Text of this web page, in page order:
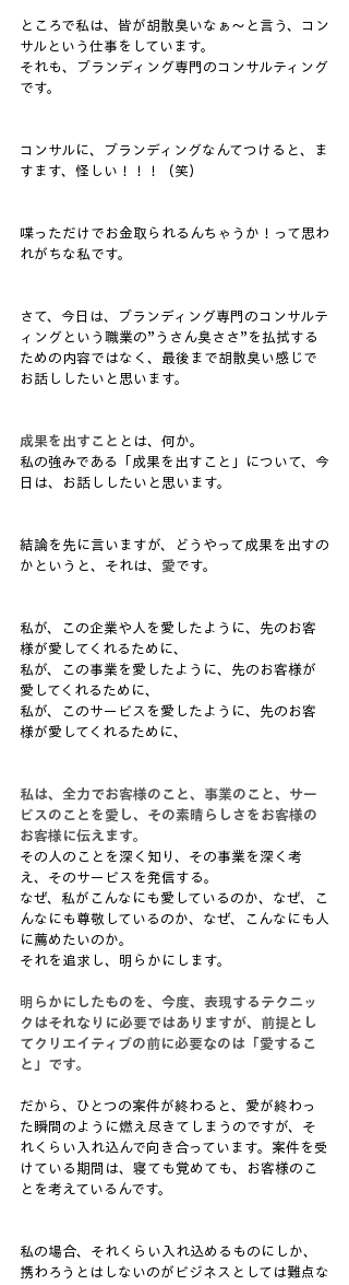
ところで私は、皆が胡散臭いなぁ～と言う、コン
サルという仕事をしています。
それも、ブランディング専門のコンサルティング
です。
コンサルに、ブランディングなんてつけると、ま
すます、怪しい！！！（笑）
喋っただけでお金取られるんちゃうか！って思わ
れがちな私です。
さて、今日は、ブランディング専門のコンサルテ
ィングという職業の”うさん臭ささ”を払拭する
ための内容ではなく、最後まで胡散臭い感じで
お話ししたいと思います。
成果を出すこと とは、何か。
私の強みである「成果を出すこと」について、今
日は、お話ししたいと思います。
結論を先に言いますが、どうやって成果を出すの
かというと、それは、 愛です。
私が、この企業や人を愛したように、先のお客
様が愛してくれるために、
私が、この事業を愛したように、先のお客様が
愛してくれるために、
私が、このサービスを愛したように、先のお客
様が愛してくれるために、
私は、全力でお客様のこと、事業のこと、サー
ビスのことを愛し、その素晴らしさをお客様の
お客様に伝えます。
その人のことを深く知り、その事業を深く考
え、そのサービスを発信する。
なぜ、私がこんなにも愛しているのか、なぜ、こ
んなにも尊敬しているのか、なぜ、こんなにも人
に薦めたいのか。
それを追求し、明らかにします。
明らかにしたものを、今度、表現するテクニッ
クはそれなりに必要ではありますが、前提とし
てクリエイティブの前に必要なのは「愛するこ
と」です。
だから、ひとつの案件が終わると、愛が終わっ
た瞬間のように燃え尽きてしまうのですが、そ
れくらい入れ込んで向き合っています。案件を受
けている期間は、寝ても覚めても、お客様のこ
とを考えているんです。
私の場合、それくらい入れ込めるものにしか、
携わろうとはしないのがビジネスとしては難点な